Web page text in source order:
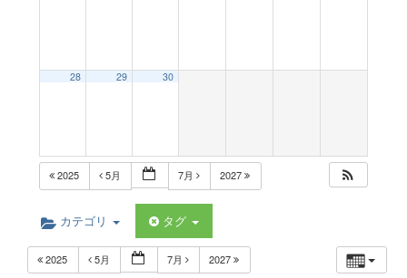
t
28 29 30
2025 5月 7月 2027
カテゴリ タグ
2025 5月 7月 2027